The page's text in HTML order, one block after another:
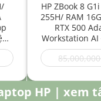
₫.
HP ZBook 8
255H/ RAM
RTX 500
Workstation AI
HP | xem